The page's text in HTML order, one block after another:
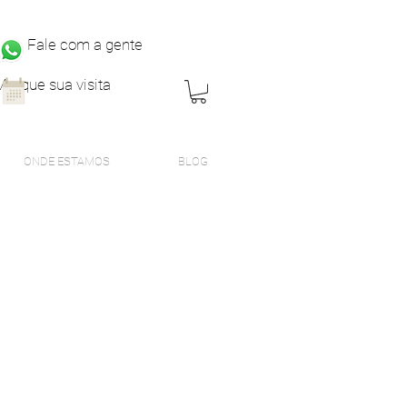
Fale com a gente
sua visita
ONDE ESTAMOS BLOG